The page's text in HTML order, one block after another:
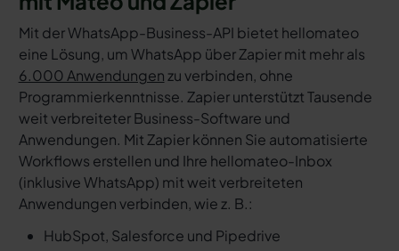
Mit der WhatsApp-Business-API bietet hellomateo
eine Lösung, um WhatsApp über Zapier mit mehr als
6.000 Anwendungenzu verbinden, ohne
Programmierkenntnisse. Zapier unterstützt Tausende
weit verbreiteter Business-Software und
Anwendungen. Mit Zapier können Sie automatisierte
Workflows erstellen und Ihre hellomateo-Inbox
(inklusive WhatsApp) mit weit verbreiteten
Anwendungen verbinden, wie z. B.:
HubSpot, Salesforce und Pipedrive